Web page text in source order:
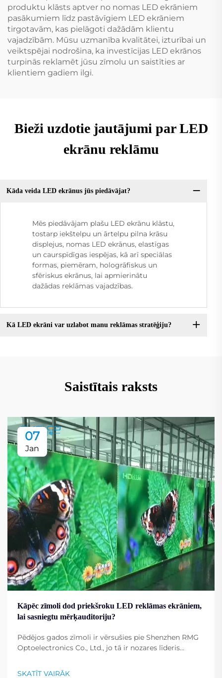
produktu klāsts aptver no nomas LED ekrāniem
pasākumiem līdz pastāvīgiem LED ekrāniem
tirgotavām, kas pielāgoti dažādām klientu
vajadzībām. Mūsu uzmanība kvalitātei, izturībai un
veiktspējai nodrošina, ka investīcijas LED ekrānos
turpinās reklamēt jūsu zīmolu un saistīties ar
klientiem gadiem ilgi.
Bieži uzdotie jautājumi par LED
ekrānu reklāmu
Kāda veida LED ekrānus jūs piedāvājat?
Mēs piedāvājam plašu LED ekrānu klāstu,
tostarp iekštelpu un ārtelpu pilna krāsu
displejus, nomas LED ekrānus, elastīgas
un caurspīdīgas iespējas, kā arī speciālas
formas, piemēram, hologrāfiskus un
sfēriskus ekrānus, lai apmierinātu
dažādas reklāmas vajadzības.
Kā LED ekrāni var uzlabot manu reklāmas stratēģiju?
Saistītais raksts
07
Jan
Kāpēc zīmoli dod priekšroku LED reklāmas ekrāniem,
lai sasniegtu mērķauditoriju?
Pēdējos gados zīmoli ir vērsušies pie Shenzhen RMG
Optoelectronics Co., Ltd., jo tā ir nozares līderis
iecienītākajiem risinājumiem, kas palīdz zīmoliem
SKATĪT VAIRĀK